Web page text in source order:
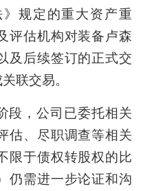
规定的重大资产重
评估机构对装备卢森
及后续签订的正式交
联交易。
段，公司已委托相关
估、尽职调查等相关
限于债权转股权的比
仍需进一步论证和沟